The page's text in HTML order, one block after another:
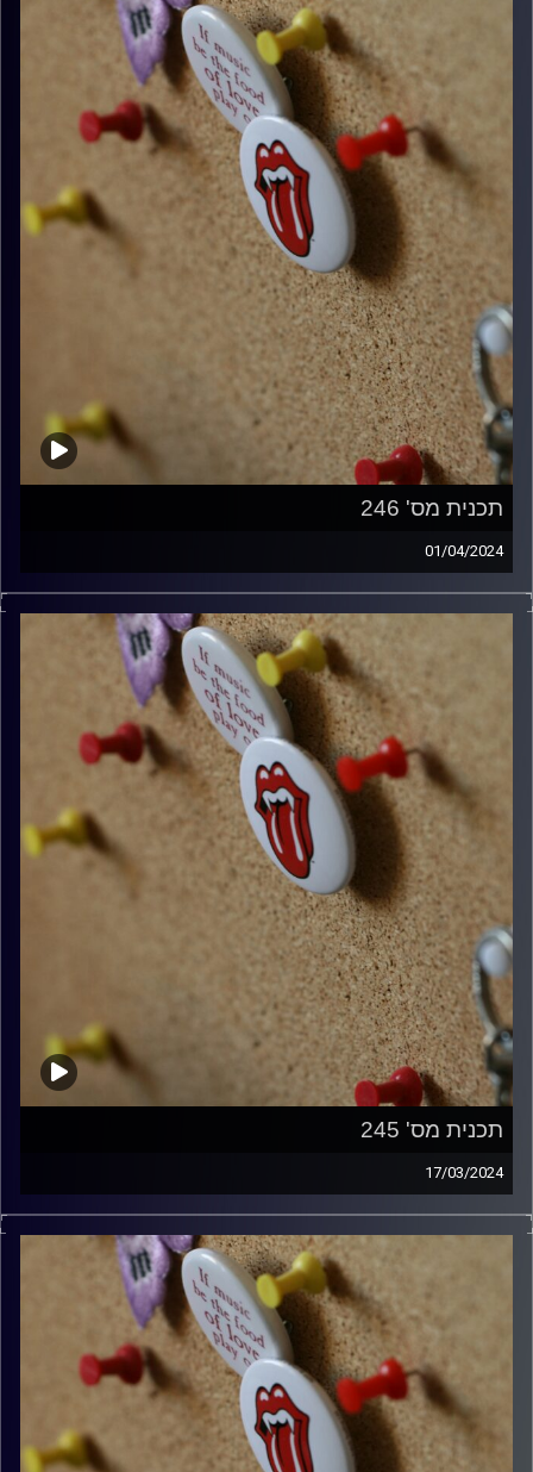
תכנית מס' 246
01/04/2024
קלאסיקות רוק עם אורן הוף
קרדיט תמונות: włodi
תכנית מס' 245
17/03/2024
קלאסיקות רוק עם אורן הוף
קרדיט תמונות: włodi